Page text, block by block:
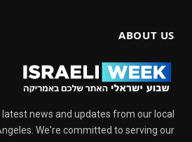
ABOUT US
latest news and updates from our local
We're committed to serving our